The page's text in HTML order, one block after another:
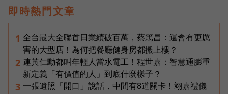
即時熱門文章
1 全台最大全聯首日業績破百萬，蔡篤昌：還會有更厲
害的大型店！為何把餐廳健身房都搬上樓？
2 連黃仁勳都叫年輕人當水電工！程世嘉：智慧通膨重
新定義「有價值的人」到底什麼樣子？
3 一張遺照「開口」說話，中間有8道關卡！翊嘉禮儀